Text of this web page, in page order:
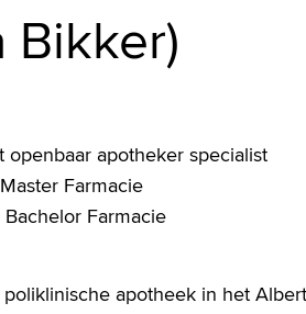
Bikker)
apotheker specialist
Farmacie
Farmacie
apotheek in het